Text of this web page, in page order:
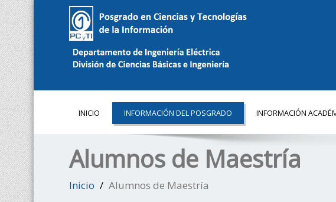
INICIO INFORMACIÓN DEL POSGRADO INFORMACIÓN
Alumnos de Maestría
Inicio Alumnos de Maestría